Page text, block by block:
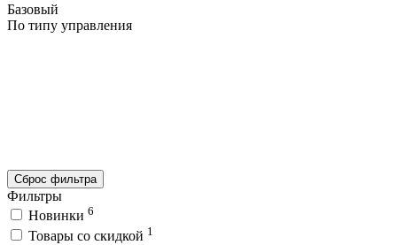
Базовый
По типу управления
Сброс фильтра
Фильтры
Новинки 6
Товары со скидкой 1